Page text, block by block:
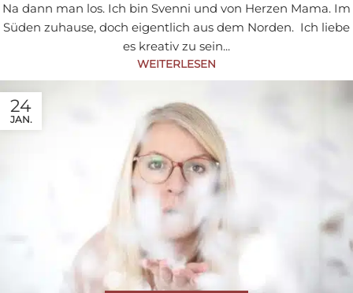
Na dann man los. Ich bin Svenni und von Herzen Mama. Im
Süden zuhause, doch eigentlich aus dem Norden. Ich liebe
es kreativ zu sein...
WEITERLESEN
24
JAN.